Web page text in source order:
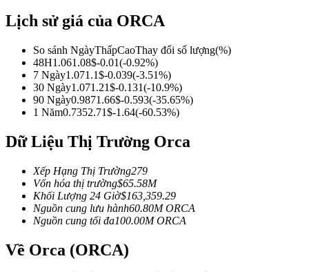
USDC Futures vĩnh cửu
Lịch sử giá của ORCA
So sánh NgàyThấpCaoThay đổi số lượng(%)
48H1.061.08$-0.01(-0.92%)
7 Ngày1.071.1$-0.039(-3.51%)
30 Ngày1.071.21$-0.131(-10.9%)
90 Ngày0.9871.66$-0.593(-35.65%)
1 Năm0.7352.71$-1.64(-60.53%)
Dữ Liệu Thị Trường Orca
Xếp Hạng Thị Trường279
Vốn hóa thị trường$65.58M
Khối Lượng 24 Giờ$163,359.29
Nguồn cung lưu hành60.80M ORCA
Nguồn cung tối đa100.00M ORCA
Về Orca (ORCA)